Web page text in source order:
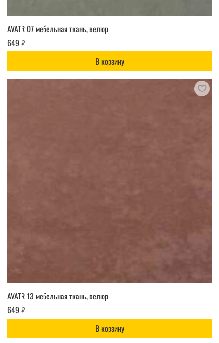
AVATR 07 мебельная ткань, велюр
649 ₽
В корзину
AVATR 13 мебельная ткань, велюр
649 ₽
В корзину